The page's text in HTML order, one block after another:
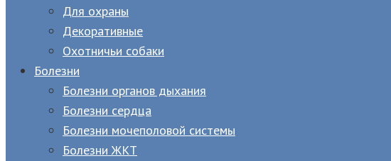
Для охраны
Декоративные
Охотничьи собаки
Болезни
Болезни органов дыхания
Болезни сердца
Болезни мочеполовой системы
Болезни ЖКТ